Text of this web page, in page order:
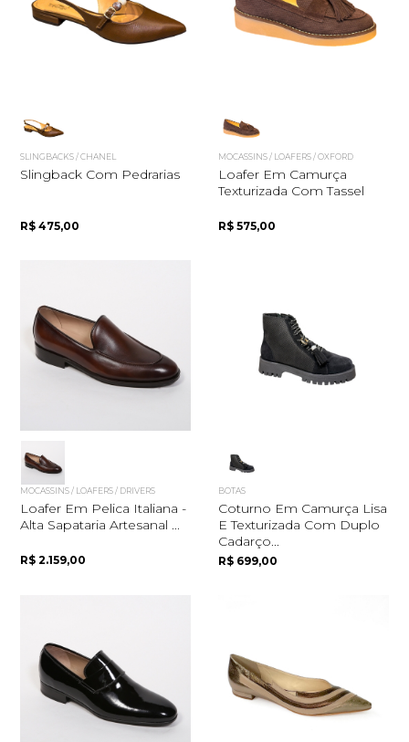
Quero me cadastrar
SLINGBACKS / CHANEL
Slingback Com Pedrarias
R$ 475,00
MOCASSINS / LOAFERS / OXFORD
Loafer Em Camurça
Texturizada Com Tassel
R$ 575,00
MOCASSINS / LOAFERS / DRIVERS
Loafer Em Pelica Italiana -
Alta Sapataria Artesanal ...
R$ 2.159,00
BOTAS
Coturno Em Camurça Lisa
E Texturizada Com Duplo
Cadarço...
R$ 699,00